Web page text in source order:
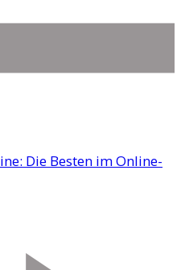
Die Besten im Online-